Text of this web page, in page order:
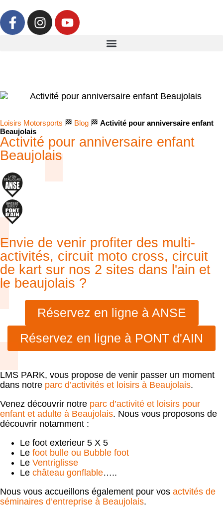
Loisirs Motorsports 🏁 Blog 🏁 Activité pour anniversaire enfant
Beaujolais
Activité pour anniversaire enfant
Beaujolais
Envie de venir profiter des multi-
activités, circuit moto cross, circuit
de kart sur nos 2 sites dans l'ain et
le beaujolais ?
Réservez en ligne à ANSE
Réservez en ligne à PONT d'AIN
LMS PARK, vous propose de venir passer un moment
dans notre parc d’activités et loisirs à Beaujolais.
Venez découvrir notre parc d’activité et loisirs pour
enfant et adulte à Beaujolais. Nous vous proposons de
découvrir notamment :
Le foot exterieur 5 X 5
Le foot bulle ou Bubble foot
Le Ventriglisse
Le château gonflable…..
Nous vous accueillons également pour vos actvités de
séminaires d’entreprise à Beaujolais.